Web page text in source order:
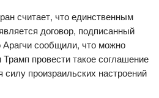
считает, что единственным
договор, подписанный
сообщили, что можно
провести такое соглашение
силу произраильских настроений